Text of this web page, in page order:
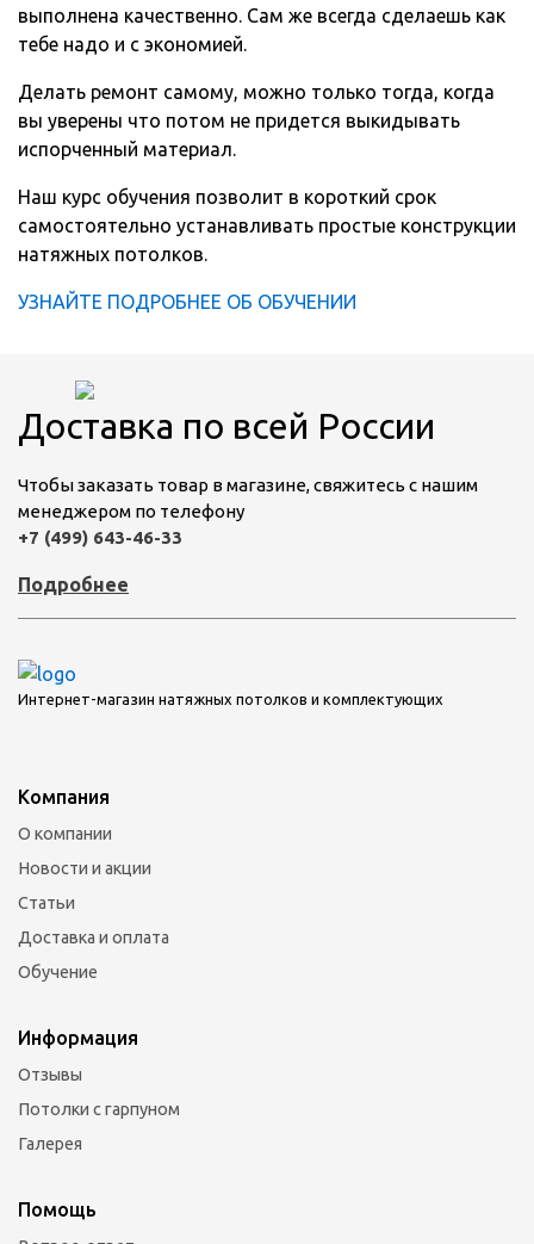
выполнена качественно. Сам же всегда сделаешь как
тебе надо и с экономией.
Делать ремонт самому, можно только тогда, когда
вы уверены что потом не придется выкидывать
испорченный материал.
Наш курс обучения позволит в короткий срок
самостоятельно устанавливать простые конструкции
натяжных потолков.
УЗНАЙТЕ ПОДРОБНЕЕ ОБ ОБУЧЕНИИ
Доставка по всей России
Чтобы заказать товар в магазине, свяжитесь с нашим
менеджером по телефону
+7 (499) 643-46-33
Подробнее
Интернет-магазин натяжных потолков и комплектующих
Компания
О компании
Новости и акции
Статьи
Доставка и оплата
Обучение
Информация
Отзывы
Потолки с гарпуном
Галерея
Помощь